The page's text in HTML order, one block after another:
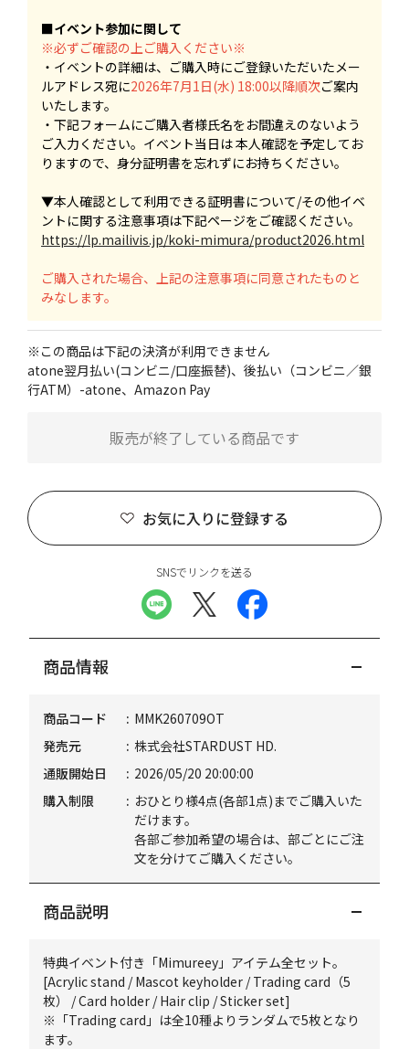
■イベント参加に関して
※必ずご確認の上ご購入ください※
・イベントの詳細は、ご購入時にご登録いただいたメー
ルアドレス宛に2026年7月1日(水) 18:00以降順次ご案内
いたします。
・下記フォームにご購入者様氏名をお間違えのないよう
ご入力ください。イベント当日は 本人確認を予定してお
りますので、身分証明書を忘れずにお持ちください。
▼本人確認として利用できる証明書について/その他イベ
ントに関する注意事項は下記ページをご確認ください。
https://lp.mailivis.jp/koki-mimura/product2026.html
ご購入された場合、上記の注意事項に同意されたものと
みなします。
※この商品は下記の決済が利用できません
atone翌月払い(コンビニ/口座振替)、後払い（コンビニ／銀
行ATM）-atone、Amazon Pay
お気に入りに登録する
販売が終了している商品です
SNSでリンクを送る
商品情報
商品コード
MMK260709OT
発売元
株式会社STARDUST HD.
通販開始日
2026/05/20 20:00:00
購入制限
おひとり様4点(各部1点)までご購入いた
だけます。
各部ご参加希望の場合は、部ごとにご注
文を分けてご購入ください。
商品説明
特典イベント付き「Mimureey」アイテム全セット。
[Acrylic stand / Mascot keyholder / Trading card（5
枚） / Card holder / Hair clip / Sticker set]
※「Trading card」は全10種よりランダムで5枚となり
ます。